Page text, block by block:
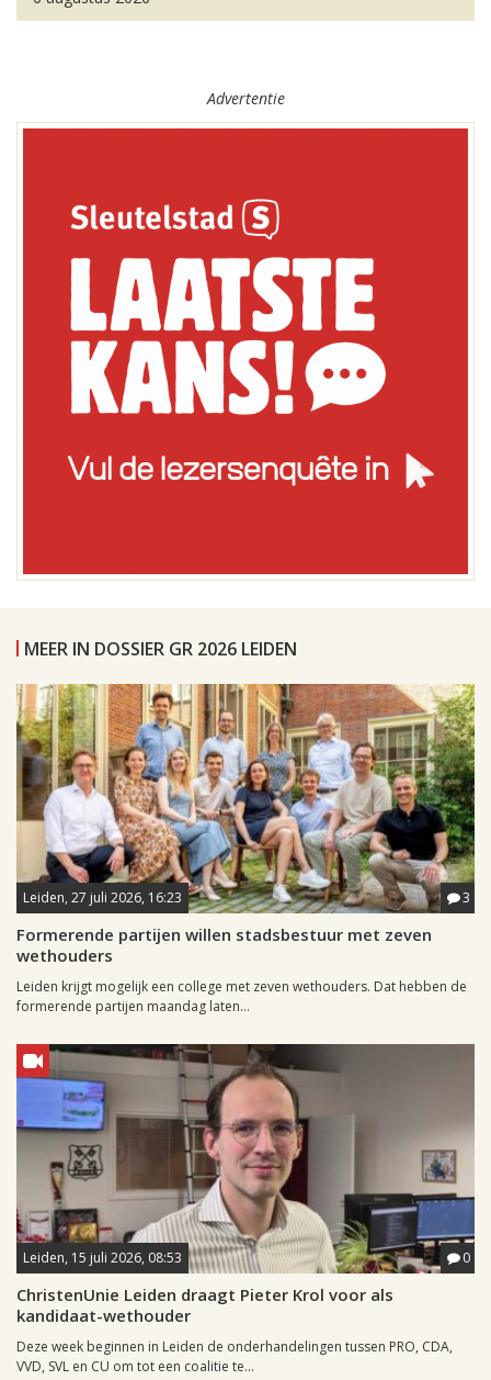
Advertentie
MEER IN DOSSIER GR 2026 LEIDEN
Leiden, 27 juli 2026, 16:23 3
Formerende partijen willen stadsbestuur met zeven
wethouders
Leiden krijgt mogelijk een college met zeven wethouders. Dat hebben de
formerende partijen maandag laten...
Leiden, 15 juli 2026, 08:53 0
ChristenUnie Leiden draagt Pieter Krol voor als
kandidaat-wethouder
Deze week beginnen in Leiden de onderhandelingen tussen PRO, CDA,
VVD, SVL en CU om tot een coalitie te...